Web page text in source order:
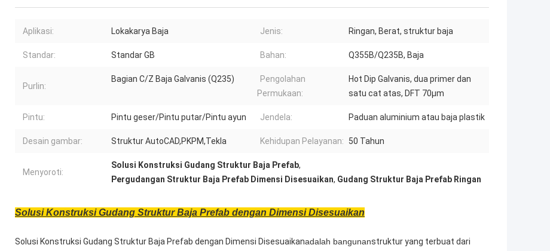
Aplikasi: Lokakarya Baja Jenis: Ringan, Berat, struktur baja
Standar: Standar GB Bahan: Q355B/Q235B, Baja
Purlin:
Bagian C/Z Baja Galvanis (Q235)
Pengolahan
Permukaan:
Hot Dip Galvanis, dua primer dan
satu cat atas, DFT 70μm
Pintu: Pintu geser/Pintu putar/Pintu ayun Jendela: Paduan aluminium atau baja plastik
Desain gambar: Struktur AutoCAD,PKPM,Tekla Kehidupan Pelayanan: 50 Tahun
Menyoroti:
Solusi Konstruksi Gudang Struktur Baja Prefab,
Pergudangan Struktur Baja Prefab Dimensi Disesuaikan, Gudang Struktur Baja Prefab Ringan
Solusi Konstruksi Gudang Struktur Baja Prefab dengan Dimensi Disesuaikan
Solusi Konstruksi Gudang Struktur Baja Prefab dengan Dimensi Disesuaikanadalah bangunanstruktur yang terbuat dari